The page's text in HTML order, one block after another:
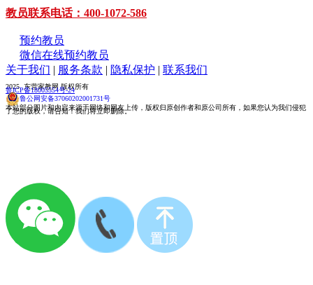
教员联系电话：400-1072-586
预约教员
微信在线预约教员
关于我们 | 服务条款 | 隐私保护 | 联系我们
2025 东营家教网 版权所有
鲁ICP备18005554号-24
鲁公网安备37060202001731号
本站部分图片和内容来源于网络和网友上传，版权归原创作者和原公司所有，如果您认为我们侵犯
了您的版权，请告知！我们将立即删除。